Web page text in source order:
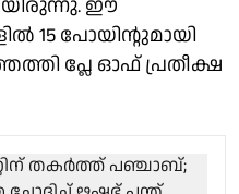
ഈ
15 പോയിന്റുമായി
പ്ലേ ഓഫ് പ്രതീക്ഷ